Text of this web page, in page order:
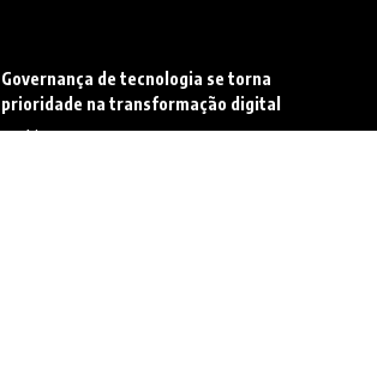
Governança de tecnologia se torna
prioridade na transformação digital
Notícias